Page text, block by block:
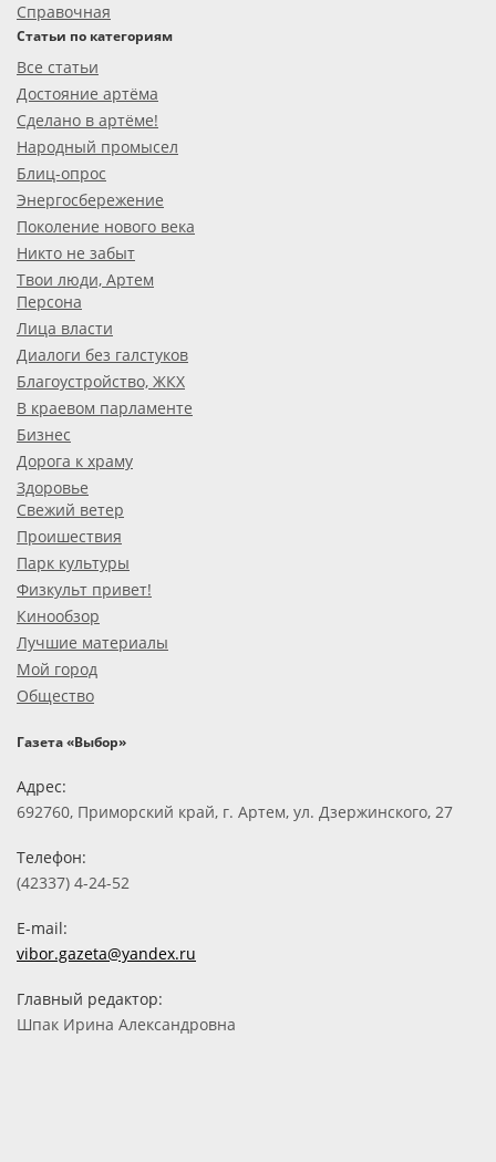
Справочная
Статьи по категориям
Все статьи
Достояние артёма
Сделано в артёме!
Народный промысел
Блиц-опрос
Энергосбережение
Поколение нового века
Никто не забыт
Твои люди, Артем
Персона
Лица власти
Диалоги без галстуков
Благоустройство, ЖКХ
В краевом парламенте
Бизнес
Дорога к храму
Здоровье
Свежий ветер
Проишествия
Парк культуры
Физкульт привет!
Кинообзор
Лучшие материалы
Мой город
Общество
Газета «Выбор»
Адрес:
692760, Приморский край, г. Артем, ул. Дзержинского, 27
Телефон:
(42337) 4-24-52
E-mail:
vibor.gazeta@yandex.ru
Главный редактор:
Шпак Ирина Александровна